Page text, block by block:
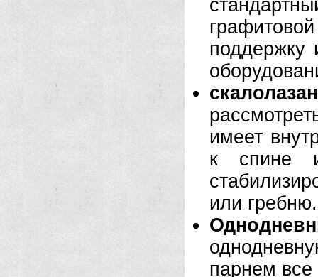
поддержку
имеет
к спине
или
парнем все